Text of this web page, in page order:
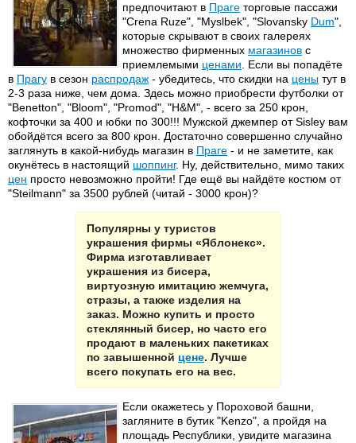
предпочитают в Праге торговые пассажи
"Crena Ruze", "Myslbek", "Slovansky Dum",
которые скрывают в своих галереях
множество фирменных магазинов с
приемлемыми ценами . Если вы попадёте
в Прагу в сезон распродаж - убедитесь, что скидки на цены тут в
2-3 раза ниже, чем дома. Здесь можно приобрести футболки от
"Benetton", "Bloom", "Promod", "H&M", - всего за 250 крон,
кофточки за 400 и юбки по 300!!! Мужской джемпер от Sisley вам
обойдётся всего за 800 крон. Достаточно совершенно случайно
заглянуть в какой-нибудь магазин в Праге - и не заметите, как
окунётесь в настоящий шоппинг. Ну, действительно, мимо таких
цен просто невозможно пройти! Где ещё вы найдёте костюм от
"Steilmann" за 3500 рублей (читай - 3000 крон)?
Популярны у туристов
украшения фирмы «Яблонекс».
Фирма изготавливает
украшения из бисера,
виртуозную имитацию жемчуга,
стразы, а также изделия на
заказ. Можно купить и просто
стеклянный бисер, но часто его
продают в маленьких пакетиках
по завышенной цене. Лучше
всего покупать его на вес.
Если окажетесь у Пороховой башни,
загляните в бутик "Kenzo", а пройдя на
площадь Республики, увидите магазина